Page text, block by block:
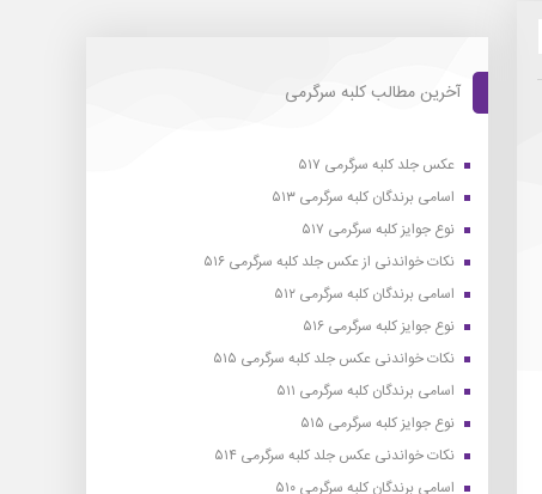
آخرین مطالب کلبه سرگرمی
عکس جلد کلبه سرگرمی ۵۱۷
اسامی برندگان کلبه سرگرمی ۵۱۳
نوع جوایز کلبه سرگرمی ۵۱۷
نکات خواندنی از عکس جلد کلبه سرگرمی ۵۱۶
اسامی برندگان کلبه سرگرمی ۵۱۲
نوع جوایز کلبه سرگرمی ۵۱۶
نکات خواندنی عکس جلد کلبه سرگرمی ۵۱۵
اسامی برندگان کلبه سرگرمی ۵۱۱
نوع جوایز کلبه سرگرمی ۵۱۵
نکات خواندنی عکس جلد کلبه سرگرمی ۵۱۴
اسامی برندگان کلبه سرگرمی ۵۱۰